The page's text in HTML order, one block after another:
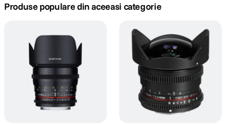
4. peak design
. lavaliera
sony fx
card memorie
Produse populare din aceeasi categorie